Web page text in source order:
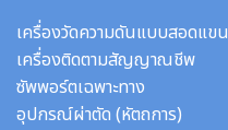
เครื่องวัดความดันแบบสอดแขน
เครื่องติดตามสัญญาณชีพ
ซัพพอร์ตเฉพาะทาง
อุปกรณ์ผ่าตัด (หัตถการ)